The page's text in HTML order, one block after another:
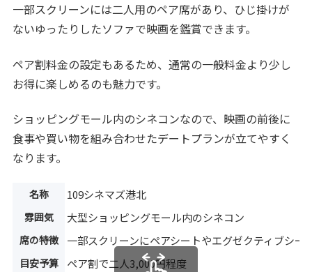
一部スクリーンには二人用のペア席があり、ひじ掛けが
ないゆったりしたソファで映画を鑑賞できます。
ペア割料金の設定もあるため、通常の一般料金より少し
お得に楽しめるのも魅力です。
ショッピングモール内のシネコンなので、映画の前後に
食事や買い物を組み合わせたデートプランが立てやすく
なります。
名称 109シネマズ港北
雰囲気 大型ショッピングモール内のシネコン
席の特徴 一部スクリーンにペアシートやエグゼクティブシー
目安予算 ペア割で二人3,000円程度